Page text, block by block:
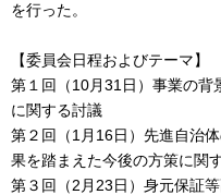
を行った。
【委員会日程およびテーマ】
第１回（10月31日）事業の背
に関する討議
第２回（1月16日）先進自治
果を踏まえた今後の方策に関
第３回（2月23日）身元保証